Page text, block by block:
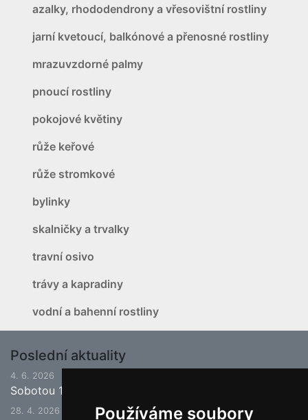
Používáme soubory
azalky, rhododendrony a vřesovištní rostliny
jarní kvetoucí, balkónové a přenosné rostliny
mrazuvzdorné palmy
pnoucí rostliny
pokojové květiny
růže keřové
růže stromkové
bylinky
skalničky a trvalky
travní osivo
trávy a kapradiny
vodní a bahenní rostliny
Poslední aktuality
4. 6. 2026
Sobotou 13.6.2026 bude ukončena jarní sezona.
28. 4. 2026